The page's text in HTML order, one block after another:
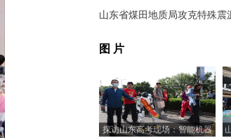
山东省煤田地质局攻克特殊震
图 片
探访山东高考现场：智能机器